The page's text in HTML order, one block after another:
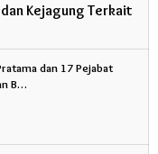
dan Kejagung Terkait
dan 17 Pejabat
B…